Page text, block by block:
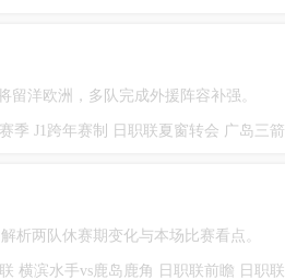
留洋欧洲，多队完成外援阵容补强。
季 J1跨年赛制 日职联夏窗转会 广岛三箭
析两队休赛期变化与本场比赛看点。
横滨水手vs鹿岛鹿角 日职联前瞻 日职联